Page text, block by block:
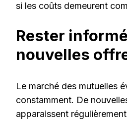
si les coûts demeurent
Rester
nouvelles
Le marché des mutuelles
constamment. De
apparaissent